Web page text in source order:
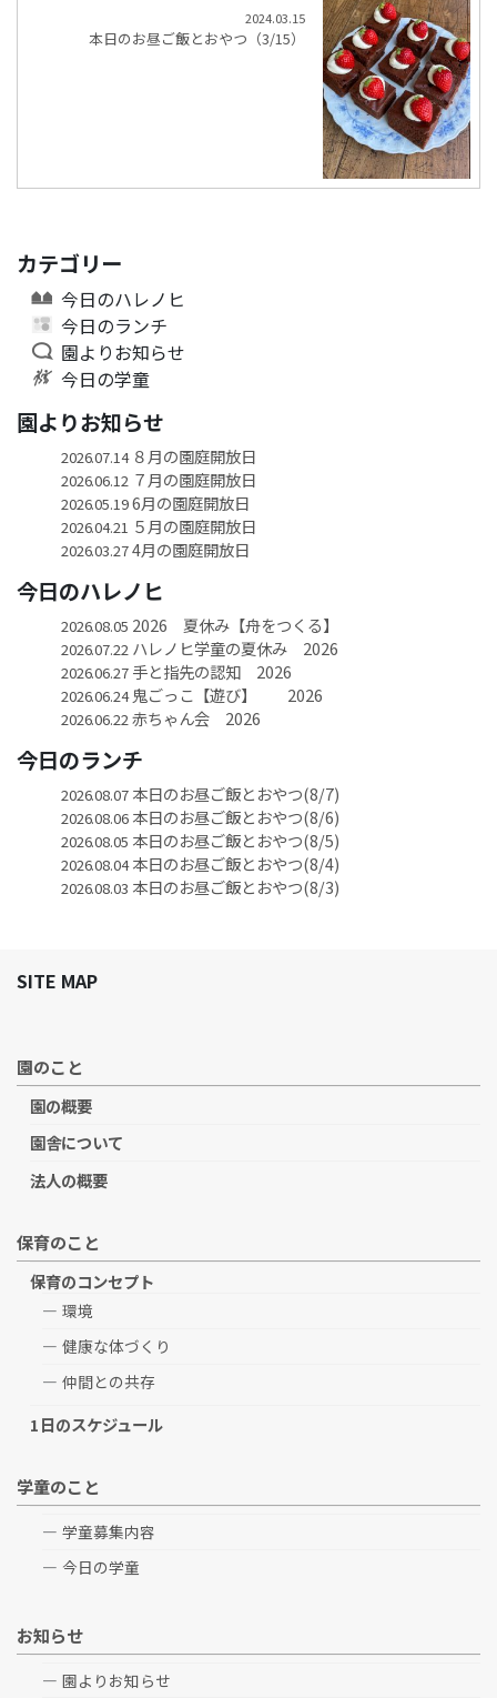
2024.03.15
本日のお昼ご飯とおやつ（3/15）
カテゴリー
今日のハレノヒ
今日のランチ
園よりお知らせ
今日の学童
園よりお知らせ
2026.07.14８月の園庭開放日
2026.06.12 ７月の園庭開放日
2026.05.196月の園庭開放日
2026.04.21 ５月の園庭開放日
2026.03.274月の園庭開放日
今日のハレノヒ
2026.08.05 2026 夏休み【舟をつくる】
2026.07.22 ハレノヒ学童の夏休み 2026
2026.06.27手と指先の認知 2026
2026.06.24鬼ごっこ【遊び】 2026
2026.06.22赤ちゃん会 2026
今日のランチ
2026.08.07本日のお昼ご飯とおやつ(8/7)
2026.08.06本日のお昼ご飯とおやつ(8/6)
2026.08.05 本日のお昼ご飯とおやつ(8/5)
2026.08.04本日のお昼ご飯とおやつ(8/4)
2026.08.03 本日のお昼ご飯とおやつ(8/3)
SITE MAP
園のこと
園の概要
園舎について
法人の概要
保育のこと
保育のコンセプト
環境
健康な体づくり
仲間との共存
1日のスケジュール
学童のこと
学童募集内容
今日の学童
お知らせ
園よりお知らせ